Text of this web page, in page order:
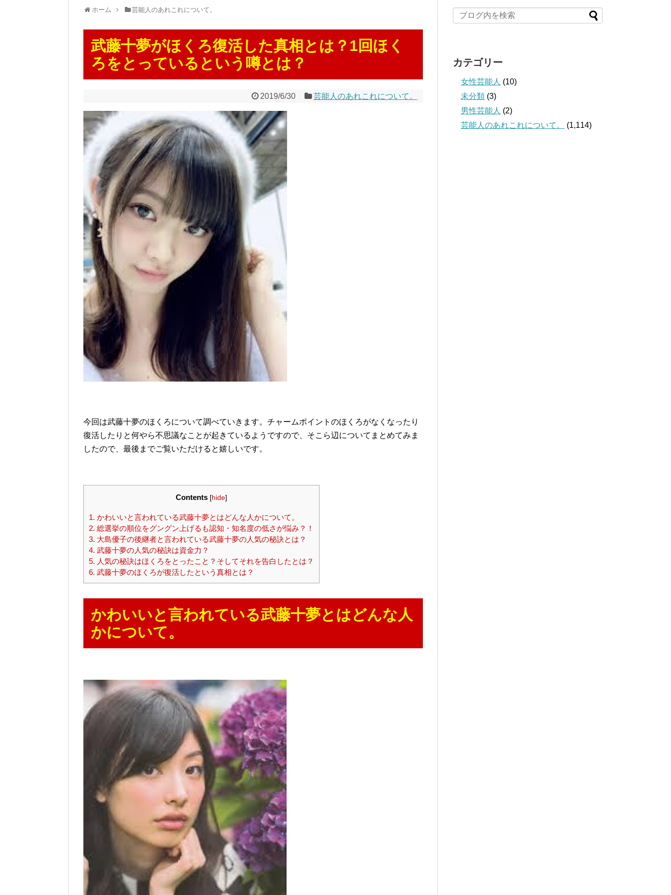
ホーム 芸能人のあれこれについて。
武藤十夢がほくろ復活した真相とは？1回ほく
ろをとっているという噂とは？
2019/6/30 芸能人のあれこれについて。
今回は武藤十夢のほくろについて調べていきます。チャームポイントのほくろがなくなったり
復活したりと何やら不思議なことが起きているようですので、そこら辺についてまとめてみま
したので、最後までご覧いただけると嬉しいです。
Contents [hide]
1. かわいいと言われている武藤十夢とはどんな人かについて。
2. 総選挙の順位をグングン上げるも認知・知名度の低さが悩み？！
3. 大島優子の後継者と言われている武藤十夢の人気の秘訣とは？
4. 武藤十夢の人気の秘訣は資金力？
5. 人気の秘訣はほくろをとったこと？そしてそれを告白したとは？
6. 武藤十夢のほくろが復活したという真相とは？
かわいいと言われている武藤十夢とはどんな人
かについて。
カテゴリー
女性芸能人 (10)
未分類 (3)
男性芸能人 (2)
芸能人のあれこれについて。
(1,114)